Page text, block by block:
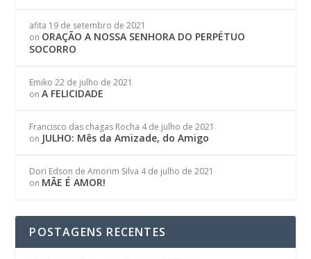
afita 19 de setembro de 2021
on ORAÇÃO A NOSSA SENHORA DO PERPÉTUO
SOCORRO
Emiko 22 de julho de 2021
onA FELICIDADE
Francisco das chagas Rocha 4 de julho de 2021
on JULHO: Mês da Amizade, do Amigo
Dori Edson de Amorim Silva 4 de julho de 2021
on MÃE É AMOR!
POSTAGENS RECENTES